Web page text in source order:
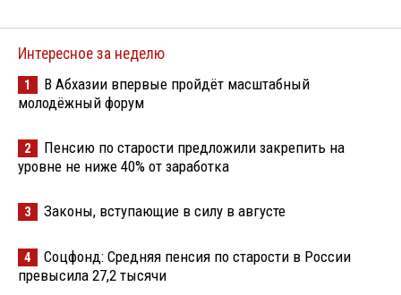
Интересное за неделю
1
В Абхазии впервые пройдёт масштабный
молодёжный форум
2
Пенсию по старости предложили закрепить на
уровне не ниже 40% от заработка
3 Законы, вступающие в силу в августе
4
Соцфонд: Средняя пенсия по старости в России
превысила 27,2 тысячи